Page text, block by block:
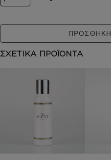
ΠΡΟΣΘΗΚΗ
ΣΧΕΤΙΚΑ ΠΡΟΪΟΝΤΑ